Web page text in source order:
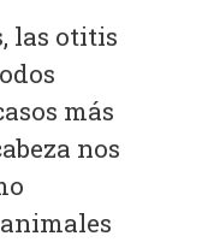
las otitis
más
nos